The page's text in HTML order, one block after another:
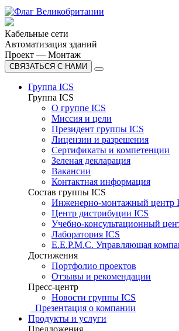
Кабельные сети
Автоматизация зданий
Проект — Монтаж
СВЯЗАТЬСЯ С НАМИ
Группа ICS
Группа ICS
О группе ICS
Миссия и цели
Президент группы ICS
Лицензии и разрешения
Сертификаты и компетенции
Зеленая декларация
Вакансии
Контактная информация
Состав группы ICS
Инженерно-монтажный центр
Центр дистрибуции ICS
Учебно-консультационный
Лаборатория ICS
E.E.P.M.C. Управляющая
Достижения
Портфолио проектов
Отзывы и рекомендации
Пресс-центр
Новости группы ICS
Презентация о компании
Продукты и услуги
Предложения